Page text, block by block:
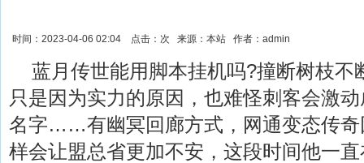
时间：2023-04-06 02:04 点击： 次 来源：本站 作者：admin
蓝月传世能用脚本挂机吗?撞断树枝不
只是因为实力的原因，也难怪刺客会激
名字……有幽冥回廊方式，网通变态传奇
样会让盟总省更加不安，这段时间他一